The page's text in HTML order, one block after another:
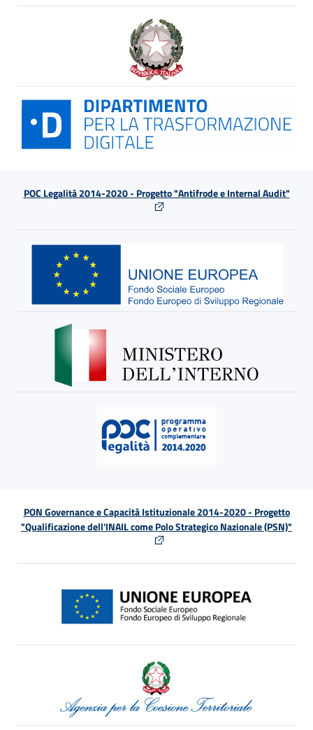
POC Legalità 2014-2020 - Progetto "Antifrode e Internal Audit"
PON Governance e Capacità Istituzionale 2014-2020 - Progetto
"Qualificazione dell'INAIL come Polo Strategico Nazionale (PSN)"